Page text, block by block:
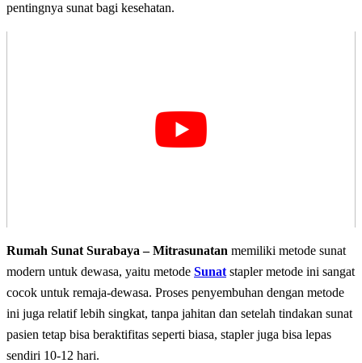
pentingnya sunat bagi kesehatan.
Rumah Sunat Surabaya – Mitrasunatan memiliki metode sunat
modern untuk dewasa, yaitu metode Sunat stapler metode ini sangat
cocok untuk remaja-dewasa. Proses penyembuhan dengan metode
ini juga relatif lebih singkat, tanpa jahitan dan setelah tindakan sunat
pasien tetap bisa beraktifitas seperti biasa, stapler juga bisa lepas
sendiri 10-12 hari.